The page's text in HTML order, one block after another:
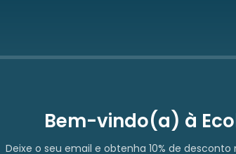
Bem-vindo(a) à
Deixe o seu email e obtenha 10% de